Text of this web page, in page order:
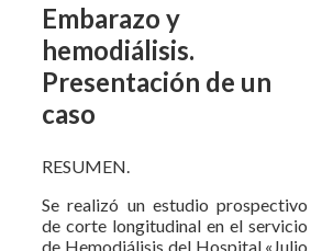
Embarazo y
hemodiálisis.
Presentación de un
caso
RESUMEN.
Se realizó un estudio prospectivo
de corte longitudinal en el servicio
de Hemodiálisis del Hospital «Julio